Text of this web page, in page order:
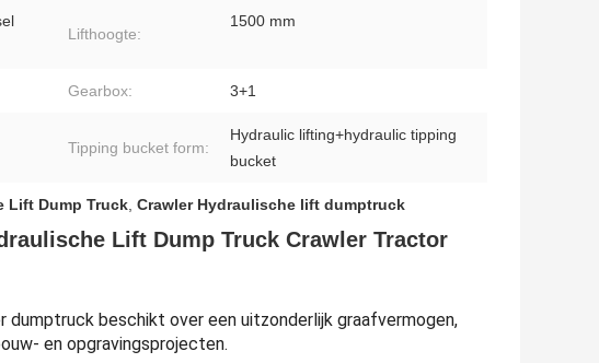
Lifthoogte:
1500 mm
Gearbox: 3+1
Tipping bucket form:
Hydraulic lifting+hydraulic tipping
bucket
Lift Dump Truck, Crawler Hydraulische lift dumptruck
Lift Dump Truck Crawler Tractor
dumptruck beschikt over een uitzonderlijk graafvermogen,
en opgravingsprojecten.